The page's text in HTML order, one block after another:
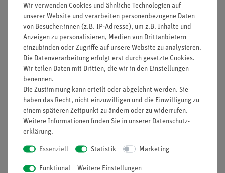
Artikel-Nr.: 30212-10
Salicylsäure, 100 g
8,40 €
Artikel-Nr.:31685-50
24,20 €
Wir verwenden Cookies und ähnliche Technologien auf
unserer Website und verarbeiten personenbezogene Daten
von Besucher:innen (z.B. IP-Adresse), um z.B. Inhalte und
Anzeigen zu personalisieren, Medien von Drittanbietern
einzubinden oder Zugriffe auf unsere Website zu analysieren.
Die Datenverarbeitung erfolgt erst durch gesetzte Cookies.
Wir teilen Daten mit Dritten, die wir in den Einstellungen
benennen.
Die Zustimmung kann erteilt oder abgelehnt werden. Sie
haben das Recht, nicht einzuwilligen und die Einwilligung zu
einem späteren Zeitpunkt zu ändern oder zu widerrufen.
Weitere Informationen finden Sie in unserer Daten­schutz­
erklärung.
Essenziell Statistik Marketing
Funktional Weitere Einstellungen